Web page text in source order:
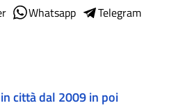
Whatsapp
Telegram
città dal 2009 in poi